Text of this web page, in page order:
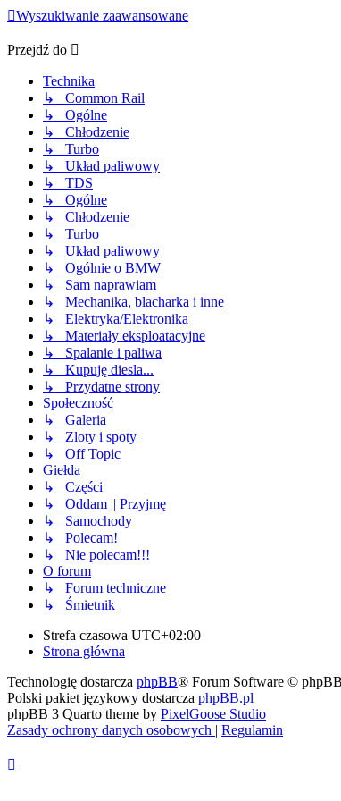
Wyszukiwanie zaawansowane
Przejdź do
Technika
↳ Common Rail
↳ Ogólne
↳ Chłodzenie
↳ Turbo
↳ Układ paliwowy
↳ TDS
↳ Ogólne
↳ Chłodzenie
↳ Turbo
↳ Układ paliwowy
↳ Ogólnie o BMW
↳ Sam naprawiam
↳ Mechanika, blacharka i inne
↳ Elektryka/Elektronika
↳ Materiały eksploatacyjne
↳ Spalanie i paliwa
↳ Kupuję diesla...
↳ Przydatne strony
Społeczność
↳ Galeria
↳ Zloty i spoty
↳ Off Topic
Giełda
↳ Części
↳ Oddam || Przyjmę
↳ Samochody
↳ Polecam!
↳ Nie polecam!!!
O forum
↳ Forum techniczne
↳ Śmietnik
Strefa czasowa UTC+02:00
Strona główna
Technologię dostarcza phpBB® Forum Software ©
Polski pakiet językowy dostarcza phpBB.pl
phpBB 3 Quarto theme by PixelGoose Studio
Zasady ochrony danych osobowych | Regulamin